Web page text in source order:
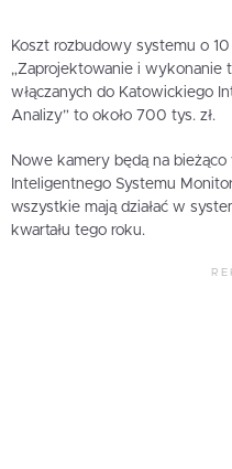
Koszt rozbudowy systemu o
„Zaprojektowanie i
włączanych do Katowickiego
Analizy” to około 700 tys. zł.
Nowe kamery będą na
Inteligentnego Systemu
wszystkie mają działać w
kwartału tego roku.